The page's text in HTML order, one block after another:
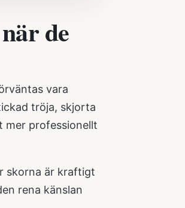
de
vara
tröja, skjorta
mer professionellt
skorna är kraftigt
rena känslan